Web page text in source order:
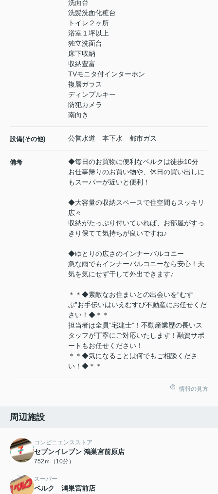
洗面台
洗髪洗面化粧台
トイレ２ヶ所
浴室１坪以上
独立洗面台
床下収納
収納豊富
TVモニタ付インターホン
複層ガラス
ディンプルキー
防犯カメラ
南向き
設備(その他) 公営水道 本下水 都市ガス
備考
◆毎日のお買物に便利なベルクは徒歩10分
お仕事帰りのお買い物や、休日の買い出しに
もスーパーが近いと便利！
◆大容量の収納スペースで住空間もスッキリ
広々
収納がたっぷり付いていれば、お部屋がすっ
きり保てて気持ちが良いですね♪
◆ゆとりの広さのインナーバルコニー
急な雨でもインナーバルコニーなら安心！天
気を気にせず干して外出できます♪
＊＊◆素敵なお住まいとの出会いを“むす
ぶ”お手伝いはいえむすび不動産にお任せくだ
さい！◆＊＊
担当者は全員“宅建士”！不動産業歴の長いス
タッフが丁寧にご対応いたします！融資サポ
ートもお任せください！
＊＊◆気になることは何でもご相談くださ
い！◆＊＊
情報の見方
周辺施設
コンビニエンスストア
セブンイレブン 鴻巣宮前原店
752ｍ（10分）
スーパー
ベルク 鴻巣宮前店